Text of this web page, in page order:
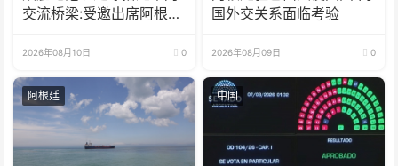
交流桥梁:受邀出席阿根廷
2026年08月10日 0
国外交关系面临考验
2026年08月09日 0
阿根廷 中国